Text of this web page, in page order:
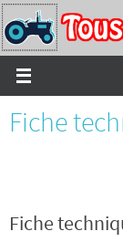
Passer
vers
le
contenu
Fiche
Fiche